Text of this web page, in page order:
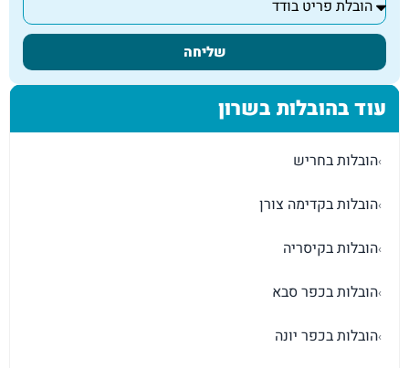
שליחה
עוד בהובלות בשרון
›הובלות בחריש
›הובלות בקדימה צורן
›הובלות בקיסריה
›הובלות בכפר סבא
›הובלות בכפר יונה